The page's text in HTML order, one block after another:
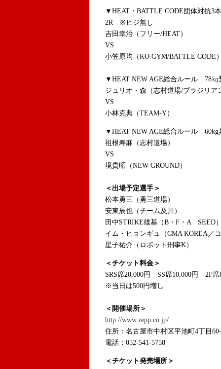
▼HEAT・BATTLE CODE団体対
2R ※ヒジ無し
吉田幸治（フリー/HEAT）
VS
小笠原均（KO GYM/BATTLE CODE
▼HEAT NEW AGE総合ルール 78
ジュリオ・森（志村道場/ブラジリア
VS
小林克典（TEAM-Y）
▼HEAT NEW AGE総合ルール
祖根寿麻（志村道場）
VS
境貴昭（NEW GROUND）
＜出場予定選手＞
松本勇三（勇三道場）
安東辰也（チーム及川）
田中STRIKE雄基（B・F・A SEED
イム・ヒョンギュ（CMA KOREA／
星子祐介（ロボット刑事K）
＜チケット料金＞
SRS席20,000円 SS席10,000円 2F
※当日は500円増し
＜開催場所＞
http://www.zepp.co.jp/
住所：名古屋市中村区平池町4丁目
電話：052-541-5758
＜チケット発売場所＞